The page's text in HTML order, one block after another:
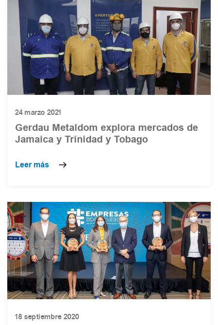
24 marzo 2021
Gerdau Metaldom explora mercados de
Jamaica y Trinidad y Tobago
Leer más
18 septiembre 2020